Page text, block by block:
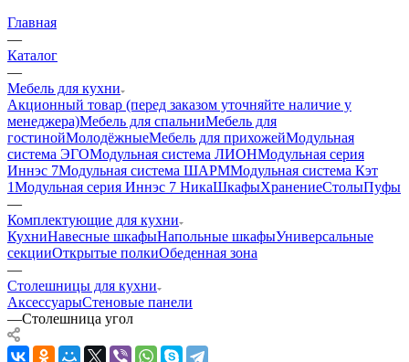
Главная
—
Каталог
—
Мебель для кухни
Акционный товар (перед заказом уточняйте наличие у
менеджера)Мебель для спальниМебель для
гостинойМолодёжныеМебель для прихожейМодульная
система ЭГОМодульная система ЛИОНМодульная серия
Иннэс 7Модульная система ШАРММодульная система Кэт
1Модульная серия Иннэс 7 НикаШкафыХранениеСтолыПуфы
—
Комплектующие для кухни
КухниНавесные шкафыНапольные шкафыУниверсальные
секцииОткрытые полкиОбеденная зона
—
Столешницы для кухни
АксессуарыСтеновые панели
—Столешница угол